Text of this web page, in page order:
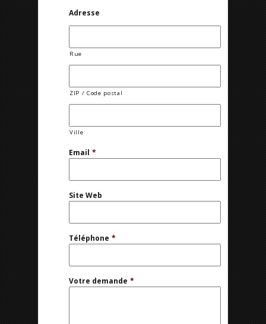
Adresse
Rue
ZIP / Code postal
Ville
Email *
Site Web
Téléphone *
Votre demande *